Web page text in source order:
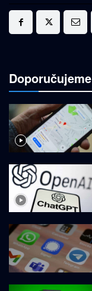
Doporučujeme